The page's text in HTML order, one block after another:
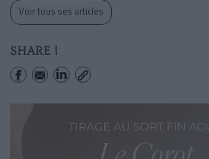
Voir tous ses articles
SHARE !